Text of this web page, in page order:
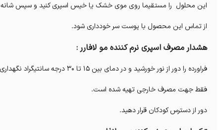
این محلول را مستقیما روی موی خشک یا خیس اسپری کنید و سپس شانه
از تماس این محصول با پوست سر خودداری شود.
هشدار مصرف اسپری نرم کننده مو لافارر :
فراورده را دور از نور خورشید و در دمای بین 15 تا 30 درجه سانتیگراد نگهداری کنید.
فقط جهت مصرف خارجی تهیه شده است.
دور از دسترس کودکان قرار دهید.